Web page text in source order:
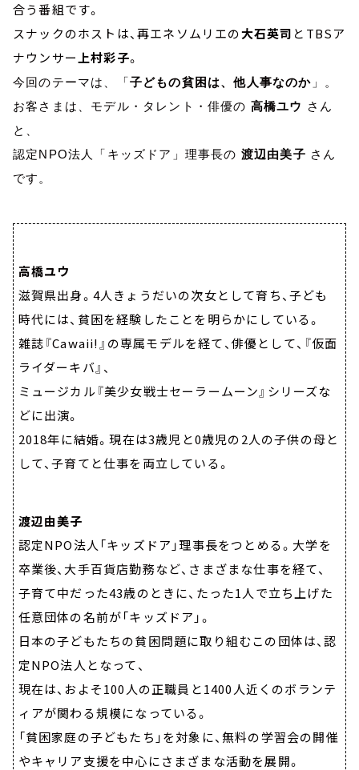
合う番組です。
スナックのホストは、再エネソムリエの大石英司 とTBSア
ナウンサー上村彩子。
今回のテーマは、「 子どもの貧困は、他人事なのか 」。
お客さまは、モデル・タレント・俳優の 高橋ユウ
さん
と、
認定NPO法人「キッズドア」理事長の 渡辺由美子 さん
です。
高橋ユウ
滋賀県出身。4人きょうだいの次女として育ち、子ども
時代には、貧困を経験したことを明らかにしている。
雑誌『Cawaii!』の専属モデルを経て、俳優として、『仮面
ライダーキバ』、
ミュージカル『美少女戦士セーラームーン』シリーズな
どに出演。
2018年に結婚。現在は3歳児と0歳児の2人の子供の母と
して、子育てと仕事を両立している。
渡辺由美子
認定NPO法人「キッズドア」理事長をつとめる。大学を
卒業後、大手百貨店勤務など、さまざまな仕事を経て、
子育て中だった43歳のときに、たった1人で立ち上げた
任意団体の名前が「キッズドア」。
日本の子どもたちの貧困問題に取り組むこの団体は、認
定NPO法人となって、
現在は、およそ100人の正職員と1400人近くのボランテ
ィアが関わる規模になっている。
「貧困家庭の子どもたち」を対象に、無料の学習会の開催
やキャリア支援を中心にさまざまな活動を展開。